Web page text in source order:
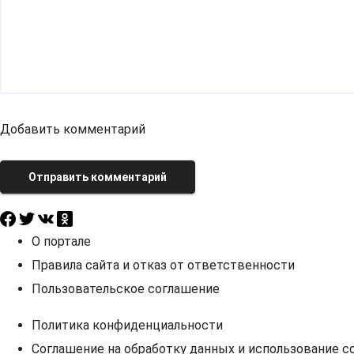
Добавить комментарий
Отправить комментарий
О портале
Правила сайта и отказ от ответственности
Пользовательское соглашение
Политика конфиденциальности
Соглашение на обработку данных и использование